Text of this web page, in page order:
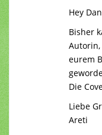
Hey
Bisher
eurem
Die
Liebe
Areti